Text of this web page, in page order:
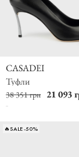
CASADEI
Туфли
38 351 грн 21 093
🔥SALE -50%